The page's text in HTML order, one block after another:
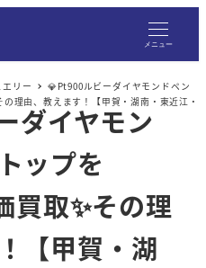
メニュー
リー
💎Pt900ルビーダイヤモンドペン
理由、教えます！【甲賀・湖南・東近江・
ダイヤモン
ップを
買取✨その理
【甲賀・湖